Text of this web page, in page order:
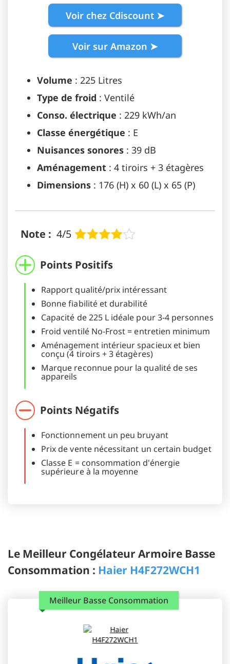
Volume : 225 Litres
Type de froid : Ventilé
Conso. électrique : 229 kWh/an
Classe énergétique : E
Nuisances sonores: 39 dB
Aménagement: 4 tiroirs + 3 étagères
Dimensions: 176 (H) x 60 (L) x 65 (P)
Voir chez Cdiscount ➤
Voir sur Amazon ➤
Note : 4/5
Points Positifs
Rapport qualité/prix intéressant
Bonne fiabilité et durabilité
Capacité de 225 L idéale pour 3-4 personnes
Froid ventilé No-Frost = entretien minimum
Aménagement intérieur spacieux et bien
conçu (4 tiroirs + 3 étagères)
Marque reconnue pour la qualité de ses
appareils
Points Négatifs
Fonctionnement un peu bruyant
Prix de vente nécessitant un certain budget
Classe E = consommation d'énergie
supérieure à la moyenne
Le Meilleur Congélateur Armoire Basse
Consommation : Haier H4F272WCH1
Meilleur Basse Consommation